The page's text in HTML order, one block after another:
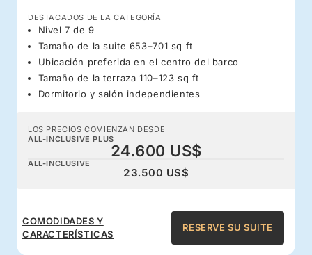
DESTACADOS DE LA CATEGORÍA
Nivel 7 de 9
Tamaño de la suite 653–701 sq ft
Ubicación preferida en el centro del barco
Tamaño de la terraza 110–123 sq ft
Dormitorio y salón independientes
LOS PRECIOS COMIENZAN DESDE
ALL-INCLUSIVE PLUS
24.600 US$
ALL-INCLUSIVE
23.500 US$
COMODIDADES Y
CARACTERÍSTICAS
RESERVE SU SUITE